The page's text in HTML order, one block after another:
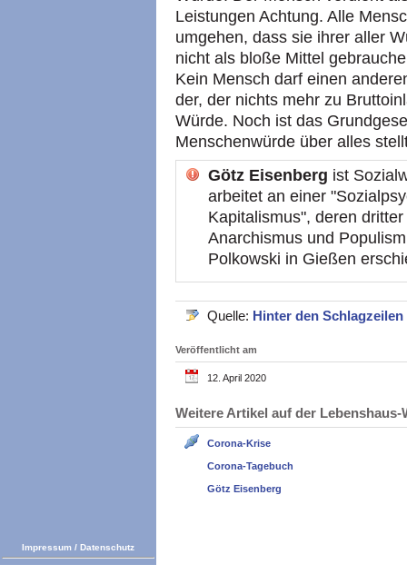
Leistungen Achtung. Alle
umgehen, dass sie ihrer aller
nicht als bloße Mittel
Kein Mensch darf einen
der, der nichts mehr zu
Würde. Noch ist das
Menschenwürde über alles
Götz Eisenberg ist
arbeitet an einer
Kapitalismus", deren
Anarchismus und
Polkowski in Gießen
Quelle: Hinter den Schlagzeilen
Veröffentlicht am
12. April 2020
Weitere Artikel auf der
Corona-Krise
Corona-Tagebuch
Götz Eisenberg
Impressum / Datenschutz